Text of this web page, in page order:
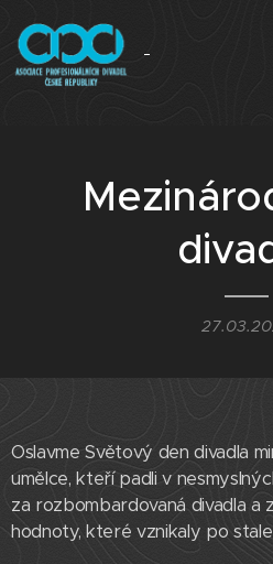
Oslavme Světový den divadla
umělce, kteří padli v
za rozbombardovaná divadla a
hodnoty, které vznikaly po